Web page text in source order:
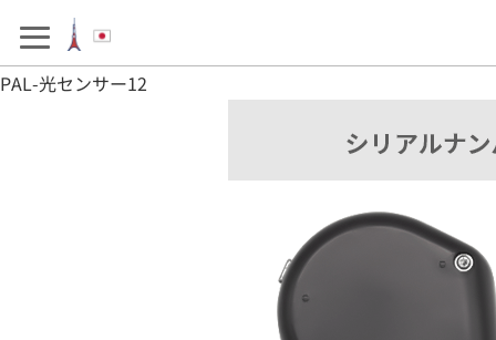
アフターサポート
製品を選ぶ
PAL-光センサー12